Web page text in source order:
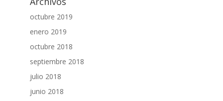
octubre 2019
enero 2019
octubre 2018
septiembre 2018
julio 2018
junio 2018